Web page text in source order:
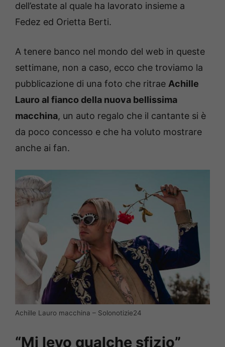
dell’estate al quale ha lavorato insieme a
Fedez ed Orietta Berti.
A tenere banco nel mondo del web in queste
settimane, non a caso, ecco che troviamo la
pubblicazione di una foto che ritrae Achille
Lauro al fianco della nuova bellissima
macchina, un auto regalo che il cantante si è
da poco concesso e che ha voluto mostrare
anche ai fan.
Achille Lauro macchina – Solonotizie24
“Mi levo qualche sfizio”